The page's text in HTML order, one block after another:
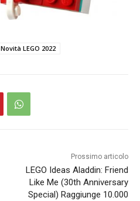
Novità LEGO 2022
Prossimo articolo
LEGO Ideas Aladdin: Friend
Like Me (30th Anniversary
Special) Raggiunge 10.000